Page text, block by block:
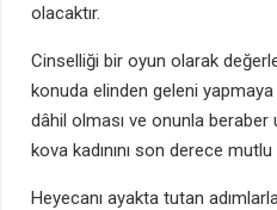
olacaktır.
Cinselliği bir oyun olarak
konuda elinden geleni yapmaya
dâhil olması ve onunla beraber
kova kadınını son derece
Heyecanı ayakta tutan